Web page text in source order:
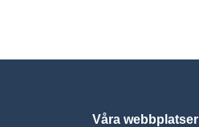
Våra webbplatser